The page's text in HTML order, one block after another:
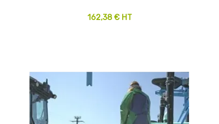
162,38 € HT